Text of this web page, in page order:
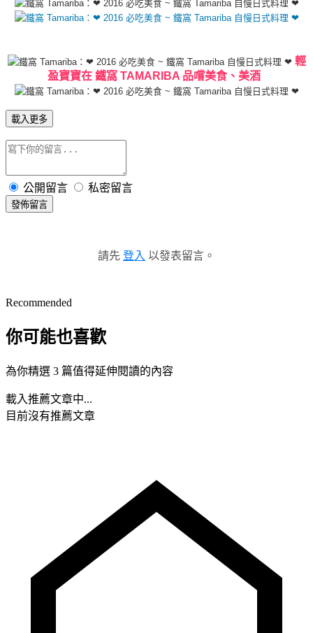
輕
盈寶寶在 鐵窩 TAMARIBA 品嚐美食、美酒
載入更多
公開留言 私密留言
發佈留言
請先 登入 以發表留言。
Recommended
你可能也喜歡
為你精選 3 篇值得延伸閱讀的內容
載入推薦文章中...
目前沒有推薦文章